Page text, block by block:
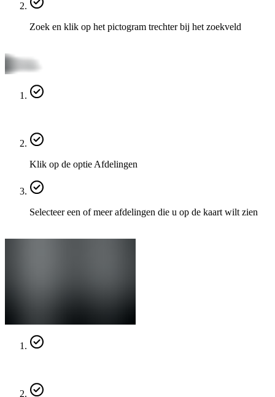
Zoek en klik op het pictogram trechter bij het zoekveld
Klik op de optie Afdelingen
Selecteer een of meer afdelingen die u op de kaart wilt zien